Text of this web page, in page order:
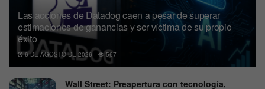
Las acciones de Datadog caen a pesar de superar
estimaciones de ganancias y ser víctima de su propio
éxito
6 DE AGOSTO DE 2026 567
Wall Street: Preapertura con tecnología,